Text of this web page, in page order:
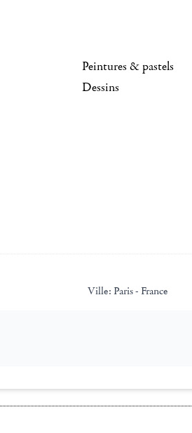
Peintures & pastels
Dessins
Ville: Paris - France